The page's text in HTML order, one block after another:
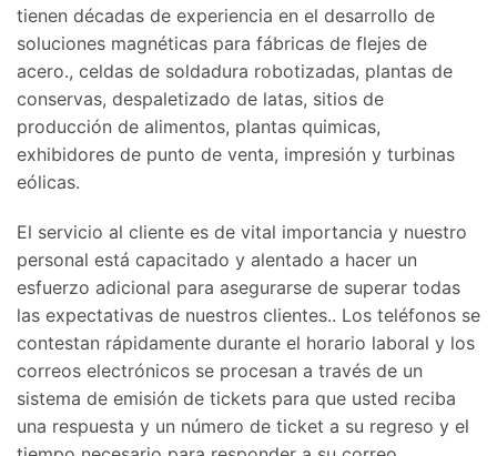
tienen décadas de experiencia en el desarrollo de
soluciones magnéticas para fábricas de flejes de
acero., celdas de soldadura robotizadas, plantas de
conservas, despaletizado de latas, sitios de
producción de alimentos, plantas quimicas,
exhibidores de punto de venta, impresión y turbinas
eólicas.
El servicio al cliente es de vital importancia y nuestro
personal está capacitado y alentado a hacer un
esfuerzo adicional para asegurarse de superar todas
las expectativas de nuestros clientes.. Los teléfonos se
contestan rápidamente durante el horario laboral y los
correos electrónicos se procesan a través de un
sistema de emisión de tickets para que usted reciba
una respuesta y un número de ticket a su regreso y el